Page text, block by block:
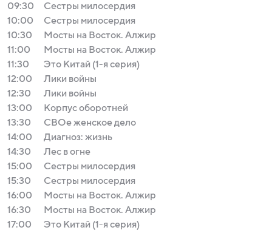
09:30
Сестры милосердия
10:00
Сестры милосердия
10:30
Мосты на Восток. Алжир
11:00
Мосты на Восток. Алжир
11:30
Это Китай (1-я серия)
12:00
Лики войны
12:30
Лики войны
13:00
Корпус оборотней
13:30
СВОе женское дело
14:00
Диагноз: жизнь
14:30
Лес в огне
15:00
Сестры милосердия
15:30
Сестры милосердия
16:00
Мосты на Восток. Алжир
16:30
Мосты на Восток. Алжир
17:00
Это Китай (1-я серия)